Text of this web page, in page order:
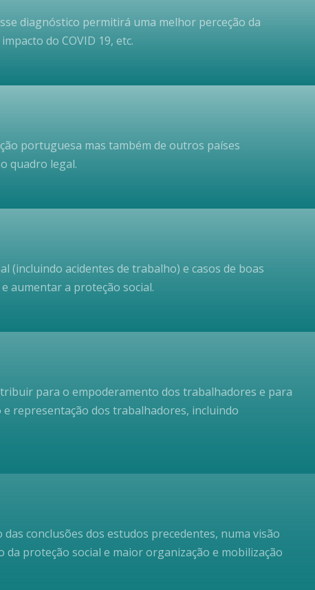
diagnóstico permitirá uma melhor perceção da
do COVID 19, etc.
portuguesa mas também de outros países
quadro legal.
(incluindo acidentes de trabalho) e casos de boas
aumentar a proteção social.
para o empoderamento dos trabalhadores e para
representação dos trabalhadores, incluindo
conclusões dos estudos precedentes, numa visão
proteção social e maior organização e mobilização